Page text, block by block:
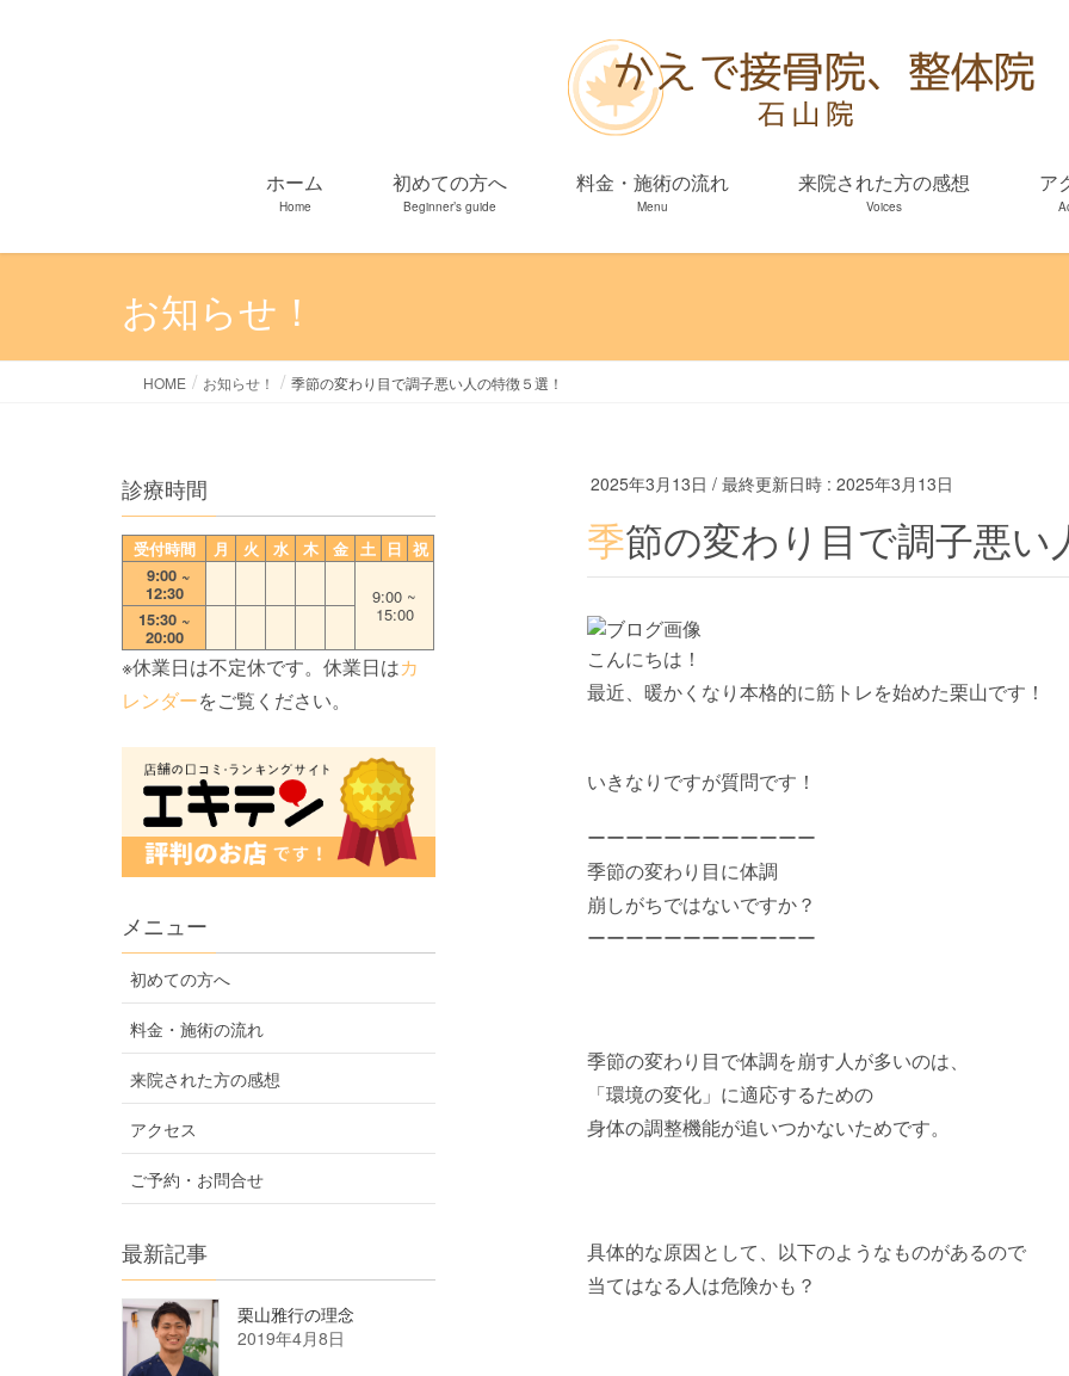
ホーム
Home
初めての方へ
Beginner’s guide
料金・施術の流れ
Menu
来院された方の感想
Voices
ア
お知らせ！
HOME お知らせ！ 季節の変わり目で調子悪い人の特徴５選！
2025年3月13日 / 最終更新日時 : 2025年3月13日
季節の変わり目で調子悪
こんにちは！
最近、暖かくなり本格的に筋トレを始めた栗山です！
いきなりですが質問です！
ーーーーーーーーーーーー
季節の変わり目に体調
崩しがちではないですか？
ーーーーーーーーーーーー
季節の変わり目で体調を崩す人が多いのは、
「環境の変化」に適応するための
身体の調整機能が追いつかないためです。
具体的な原因として、以下のようなものがあるので
当てはなる人は危険かも？
診療時間
受付時間 月 火 水 木 金 土 日 祝
9:00 ~
12:30 9:00 ~
15:00
15:30 ~
20:00
※休業日は不定休です。休業日はカ
レンダーをご覧ください。
メニュー
初めての方へ
料金・施術の流れ
来院された方の感想
アクセス
ご予約・お問合せ
最新記事
栗山雅行の理念
2019年4月8日